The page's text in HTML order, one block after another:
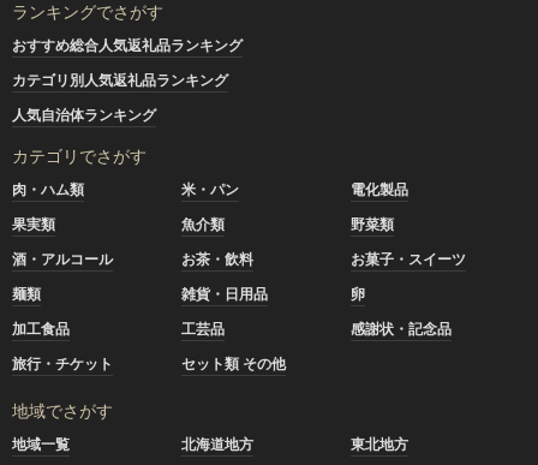
ランキングでさがす
おすすめ総合人気返礼品ランキング
カテゴリ別人気返礼品ランキング
人気自治体ランキング
カテゴリでさがす
肉・ハム類 米・パン
電化製品
果実類
魚介類
野菜類
酒・アルコール
お茶・飲料
お菓子・スイーツ
麺類
雑貨・日用品
卵
加工食品
工芸品
感謝状・記念品
旅行・チケット
セット類 その他
地域でさがす
地域一覧 北海道地方
東北地方